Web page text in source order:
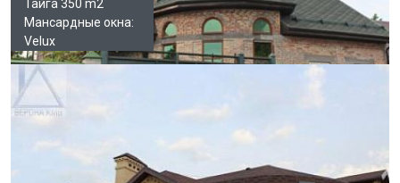
Тайга 350 m2
Мансардные окна:
Velux